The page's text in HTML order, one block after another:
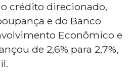
crédito direcionado,
e do Banco
Econômico e
de 2,6% para 2,7%,